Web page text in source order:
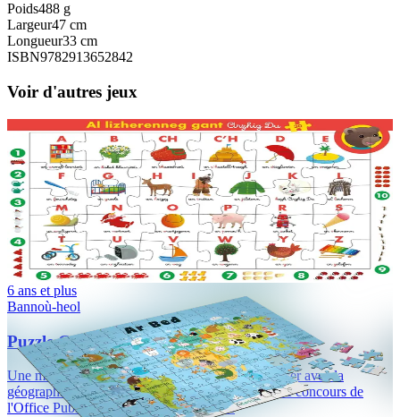
Poids488 g
Largeur47 cm
Longueur33 cm
ISBN9782913652842
Voir d'autres jeux
Bannoù-heol
Puzzle "Abécédaire de Petit Ours Brun" (30 pièces)
Le premier abécédaire en breton de Petit Ours Brun sous forme de
puzzle pour se familiariser avec la lecture et apprendre tout en
s'amusant. Avec le concours...
En stock8,00 €
6 ans et plus
Bannoù-heol
Puzzle Carte du Monde (280 pièces)
Une magnifique carte du Monde pour se familiariser avec la
géographie et apprendre tout en s'amusant. Avec le concours de
l'Office Public de la Langue Bretonne....